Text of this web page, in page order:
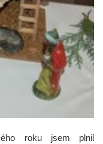
roku jsem plnil